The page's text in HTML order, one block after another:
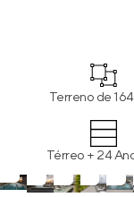
renomados
Marques
Paisagismo.
Terreno de
Térreo + 24